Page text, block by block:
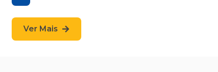
Ver Mais